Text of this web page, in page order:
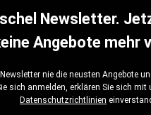
Newsletter.
Angebote mehr
nie die neusten Angebote
sich anmelden, erklären Sie sich mit
Datenschutzrichtlinien